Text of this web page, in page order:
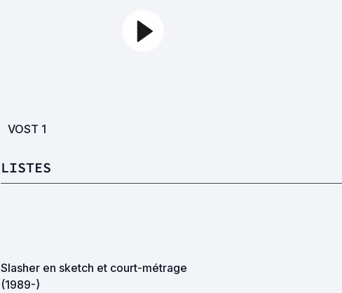
VOST 1
LISTES
Slasher en sketch et court-métrage
(1989-)